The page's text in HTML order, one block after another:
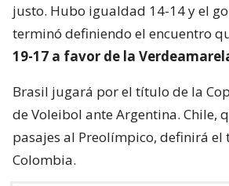
justo. Hubo igualdad 14-14 y el
terminó definiendo el encuentro
19-17 a favor de la
Brasil jugará por el título de la
de Voleibol ante Argentina. Chile,
pasajes al Preolímpico, definirá el
Colombia.